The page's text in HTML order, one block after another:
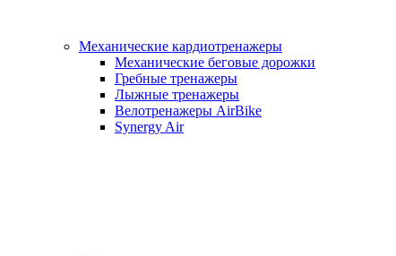
Механические кардиотренажеры
Механические беговые дорожки
Гребные тренажеры
Лыжные тренажеры
Велотренажеры AirBike
Synergy Air